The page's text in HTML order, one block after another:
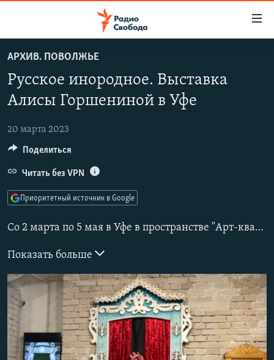
упрощенного
доступа
Вернуться
содержанию
Вернутся
навигации
ПОДКАСТЫ
АВТОРСКИЕ ПРОЕКТЫ
ЦИТАТЫ СВОБОДЫ
МНЕНИЯ
КУЛЬТУРА
IDEL.РЕАЛИИ
РАСПИСАНИЕ ВЕЩАНИЯ
ПОДПИШИТЕСЬ НА РАССЫЛКУ
СОЦИАЛЬНЫЕ СЕТИ
АРХИВ. ПОВОЛЖЬЕ
Русское инородное. Выставка
Алисы Горшениной в Уфе
20 марта 2023
Со 2 марта по 5 мая в Уфе в пространстве "Арт-квадрат" проходит выставка художницы из Нижнего Тагила
Показать больше
Поделиться
Читать без VPN
Приоритетный источник в Google